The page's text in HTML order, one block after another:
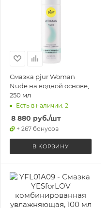
Смазка pjur Woman
Nude на водной основе,
250 мл
Есть в наличии: 2
8 880 руб./шт
+ 267 бонусов
В КОРЗИНУ